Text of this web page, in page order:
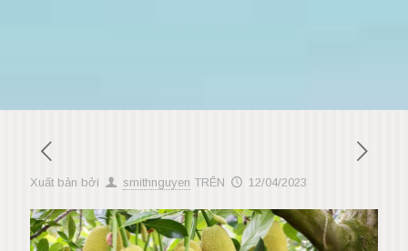
Xuất bản bởi smithnguyen TRÊN 12/04/2023